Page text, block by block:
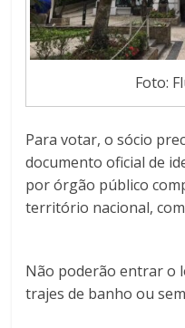
Foto:
Para votar, o sócio
documento oficial de
por órgão público
território nacional,
Não poderão entrar o
trajes de banho ou